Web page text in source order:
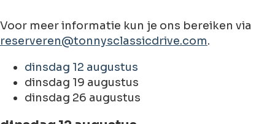
Voor meer informatie kun je ons bereiken via
reserveren@tonnysclassicdrive.com.
dinsdag 12 augustus
dinsdag 19 augustus
dinsdag 26 augustus